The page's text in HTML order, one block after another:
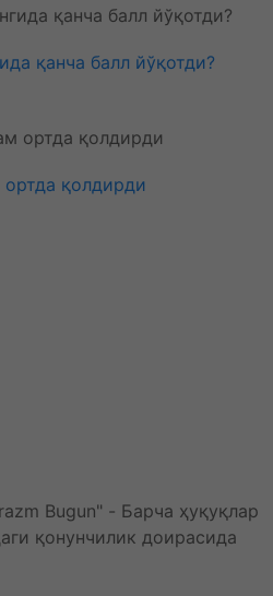
қанча балл йўқотди?
қолдирди
Bugun" - Барча ҳуқуқлар
қонунчилик доирасида